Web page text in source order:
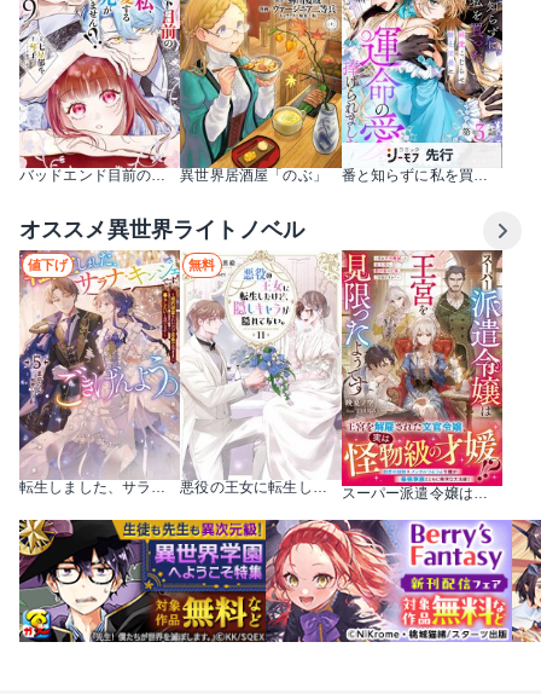
バッドエンド目前のヒロインに転生した私、今世では恋愛するつもりがチートな兄が離してくれません!?@COMIC 異世界居酒屋「のぶ」 番と知らずに私を買った純愛こじらせ騎士団長に運命の愛を捧げられました！【単話版】
オススメ異世界ライトノベル
値下げ 無料
スーパー派遣令嬢は王宮を見限ったようです～私を不当解雇した元上司へ。我が家の正体、ご存知ですか？～